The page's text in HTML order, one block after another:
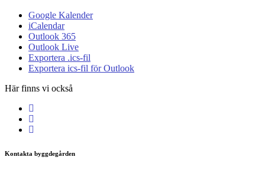
Google Kalender
iCalendar
Outlook 365
Outlook Live
Exportera .ics-fil
Exportera ics-fil för Outlook
Här finns vi också
Kontakta byggdegården